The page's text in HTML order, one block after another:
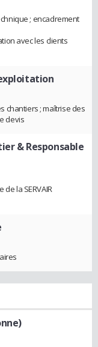
; encadrement
avec les clients
chantiers ; maîtrise des
devis
& Responsable
la SERVAIR